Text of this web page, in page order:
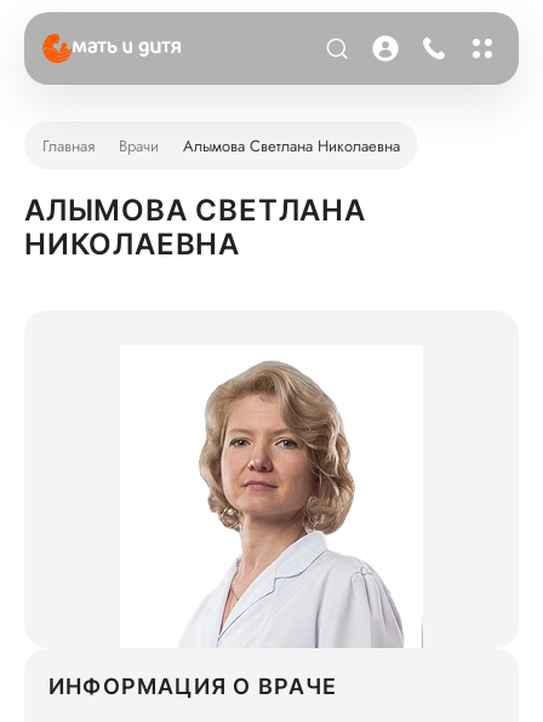
Главная Врачи Алымова Светлана Николаевна
АЛЫМОВА СВЕТЛАНА
НИКОЛАЕВНА
ИНФОРМАЦИЯ О ВРАЧЕ